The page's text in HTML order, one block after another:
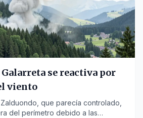
se reactiva por
viento
que parecía controlado,
del perímetro debido a las